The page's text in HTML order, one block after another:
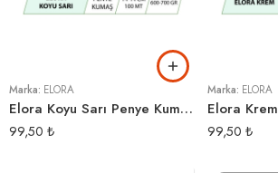
Marka: ELORA
Elora Koyu Sarı Penye Kumaş Örgü İpi
99,50 ₺
Marka: ELORA
99,50 ₺